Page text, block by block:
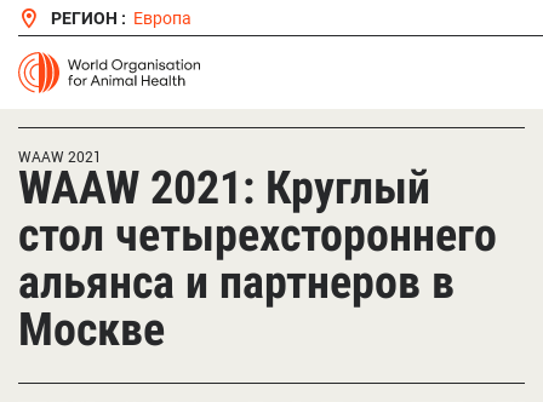
РЕГИОН : Европа
WAAW 2021
WAAW 2021: Круглый
стол четырехстороннего
альянса и партнеров в
Москве